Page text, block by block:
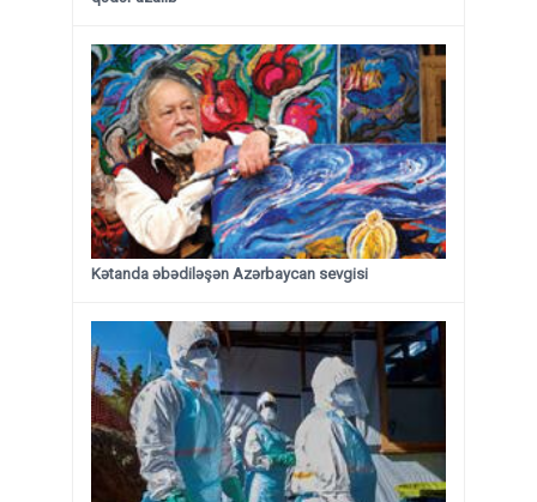
Kətanda əbədiləşən Azərbaycan sevgisi